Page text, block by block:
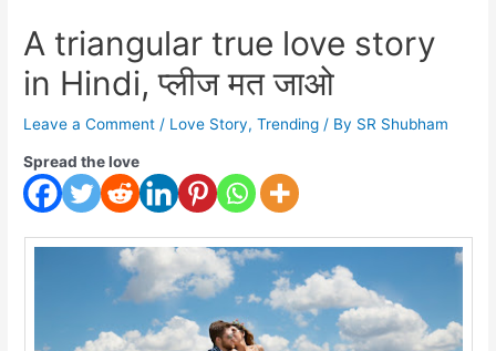
A triangular true love story
in Hindi, प्लीज मत जाओ
Leave a Comment / Love Story,Trending / By SR Shubham
Spread the love